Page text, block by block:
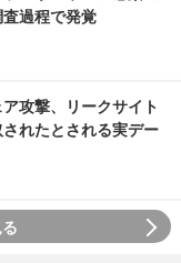
過程で発覚
攻撃、リークサイト
れたとされる実デー